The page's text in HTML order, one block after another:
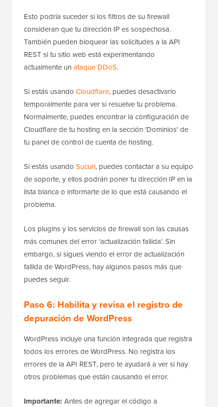
Esto podría suceder si los filtros de su firewall
consideran que tu dirección IP es sospechosa.
También pueden bloquear las solicitudes a la API
REST si tu sitio web está experimentando
actualmente un ataque DDoS.
Si estás usando Cloudflare, puedes desactivarlo
temporalmente para ver si resuelve tu problema.
Normalmente, puedes encontrar la configuración de
Cloudflare de tu hosting en la sección 'Dominios' de
tu panel de control de cuenta de hosting.
Si estás usando Sucuri, puedes contactar a su equipo
de soporte, y ellos podrán poner tu dirección IP en la
lista blanca o informarte de lo que está causando el
problema.
Los plugins y los servicios de firewall son las causas
más comunes del error 'actualización fallida'. Sin
embargo, si sigues viendo el error de actualización
fallida de WordPress, hay algunos pasos más que
puedes seguir.
Paso 6: Habilita y revisa el registro de
depuración de WordPress
WordPress incluye una función integrada que registra
todos los errores de WordPress. No registra los
errores de la API REST, pero te ayudará a ver si hay
otros problemas que están causando el error.
Importante: Antes de agregar el código a